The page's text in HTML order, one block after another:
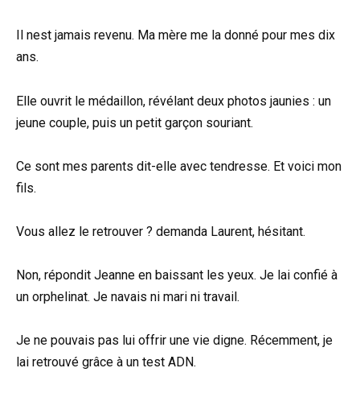
Il nest jamais revenu. Ma mère me la donné pour mes dix
ans.
Elle ouvrit le médaillon, révélant deux photos jaunies : un
jeune couple, puis un petit garçon souriant.
Ce sont mes parents dit-elle avec tendresse. Et voici mon
fils.
Vous allez le retrouver ? demanda Laurent, hésitant.
Non, répondit Jeanne en baissant les yeux. Je lai confié à
un orphelinat. Je navais ni mari ni travail.
Je ne pouvais pas lui offrir une vie digne. Récemment, je
lai retrouvé grâce à un test ADN.